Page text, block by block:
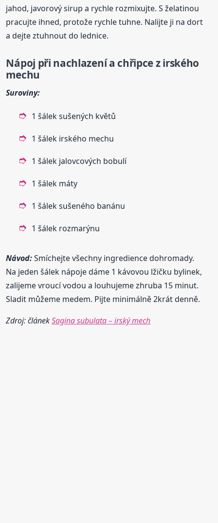
jahod, javorový sirup a rychle rozmixujte. S želatinou
pracujte ihned, protože rychle tuhne. Nalijte ji na dort
a dejte ztuhnout do lednice.
Nápoj při nachlazení a chřipce z irského
mechu
Suroviny:
1 šálek sušených květů
1 šálek irského mechu
1 šálek jalovcových bobulí
1 šálek máty
1 šálek sušeného banánu
1 šálek rozmarýnu
Návod:Smíchejte všechny ingredience dohromady.
Na jeden šálek nápoje dáme 1 kávovou lžičku bylinek,
zalijeme vroucí vodou a louhujeme zhruba 15 minut.
Sladit můžeme medem. Pijte minimálně 2krát denně.
Zdroj: článekSagina subulata – irský mech